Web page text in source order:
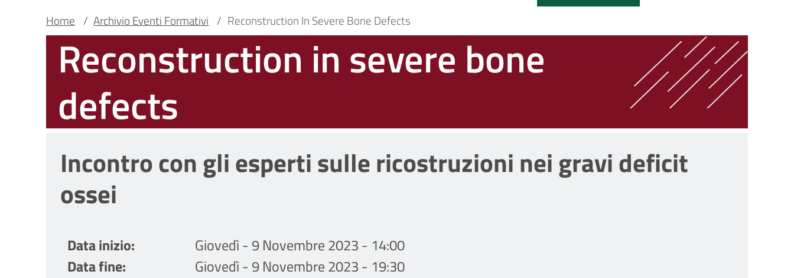
Main
Navigation
Main container
Briciole
pane
Home / Archivio Eventi Formativi / Reconstruction In Severe Bone Defects
Reconstruction in severe bone
defects
Incontro con gli esperti sulle ricostruzioni nei gravi deficit
ossei
Data inizio
Giovedì - 9 Novembre 2023 - 14:00
Data fine
Giovedì - 9 Novembre 2023 - 19:30